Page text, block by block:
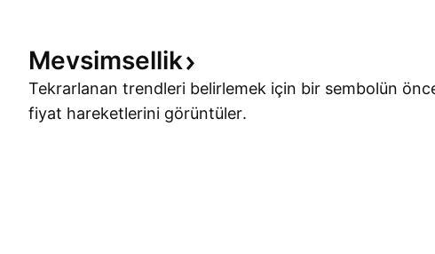
Mevsimsellik
Tekrarlanan trendleri belirlemek için bir sembolün
fiyat hareketlerini görüntüler.